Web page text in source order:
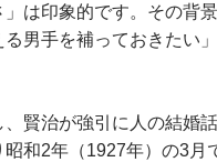
」は印象的です。その背
る男手を補っておきたい
賢治が強引に人の結婚
和2年（1927年）の3月